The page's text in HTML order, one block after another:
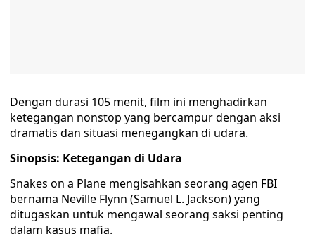
Dengan durasi 105 menit, film ini menghadirkan
ketegangan nonstop yang bercampur dengan aksi
dramatis dan situasi menegangkan di udara.
Sinopsis: Ketegangan di Udara
Snakes on a Plane mengisahkan seorang agen FBI
bernama Neville Flynn (Samuel L. Jackson) yang
ditugaskan untuk mengawal seorang saksi penting
dalam kasus mafia.